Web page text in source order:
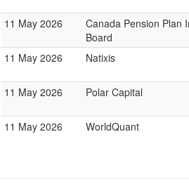
11 May 2026
Canada Pension Plan
Board
11 May 2026
Natixis
11 May 2026 Polar Capital
11 May 2026 WorldQuant